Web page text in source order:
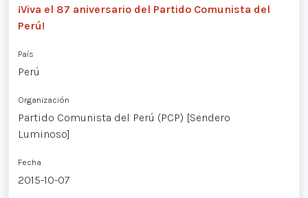
¡Viva el 87 aniversario del Partido Comunista del
Perú!
País
Perú
Organización
Partido Comunista del Perú (PCP) [Sendero
Luminoso]
Fecha
2015-10-07